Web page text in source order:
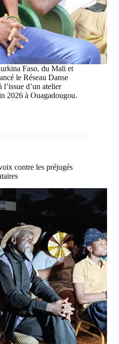
Faso, du Mali et
le Réseau Danse
d’un atelier
2026 à Ouagadougou.
contre les préjugés